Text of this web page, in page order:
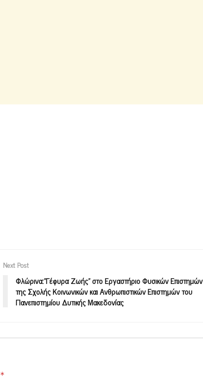
Next Post
Φλώρινα:”Γέφυρα Ζωής” στο Εργαστήριο Φυσικών Επιστημών
της Σχολής Κοινωνικών και Ανθρωπιστικών Επιστημών του
Πανεπιστημίου Δυτικής Μακεδονίας
*